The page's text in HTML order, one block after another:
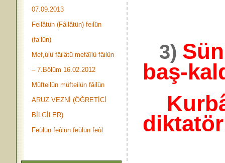
07.09.2013
Feilâtün (Fâilâtün) feilün
(fa’lün)
Mef,ùlü fâilâtü mefâîlü fâilün
– 7.Bölüm 16.02.2012
Müfteilün müfteilün fâilün
ARUZ VEZNİ (ÖĞRETİCİ
BİLGİLER)
Feùlün feùlün feùlün feùl
3)
baş-